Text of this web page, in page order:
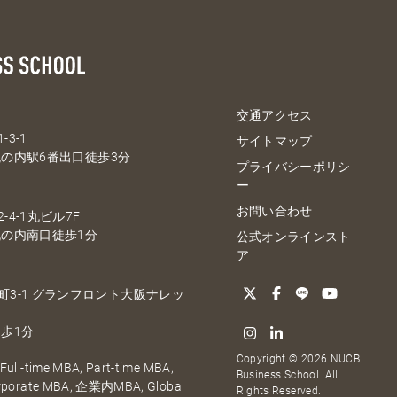
3-1
内駅6番出口徒歩3分
4-1丸ビル7F
内南口徒歩1分
3-1 グランフロント大阪ナレッ
1分
time MBA, Part-time MBA,
MBA, 企業内MBA, Global
交通アクセス
サイトマップ
プライバシーポリシ
ー
お問い合わせ
公式オンラインスト
ア
Copyright © 2026 NUCB
Business School. All
Rights Reserved.